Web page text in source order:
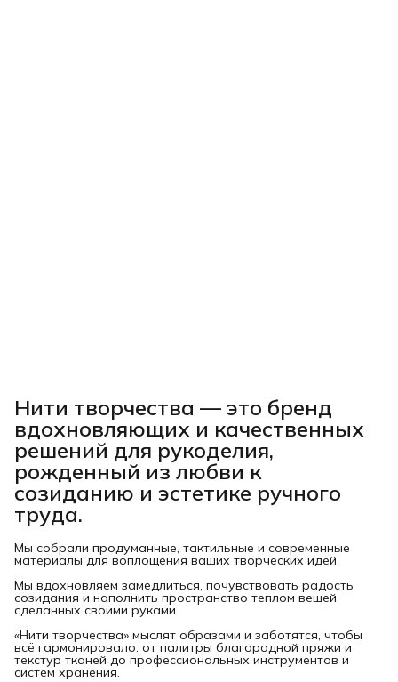
Нити творчества — это бренд
вдохновляющих и качественных
решений для рукоделия,
рожденный из любви к
созиданию и эстетике ручного
труда.
Мы собрали продуманные, тактильные и современные
материалы для воплощения ваших творческих идей.
Мы вдохновляем замедлиться, почувствовать радость
созидания и наполнить пространство теплом вещей,
сделанных своими руками.
«Нити творчества» мыслят образами и заботятся, чтобы
всё гармонировало: от палитры благородной пряжи и
текстур тканей до профессиональных инструментов и
систем хранения.